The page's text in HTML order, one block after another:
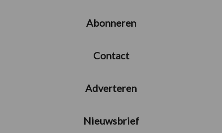
Abonneren
Contact
Adverteren
Nieuwsbrief